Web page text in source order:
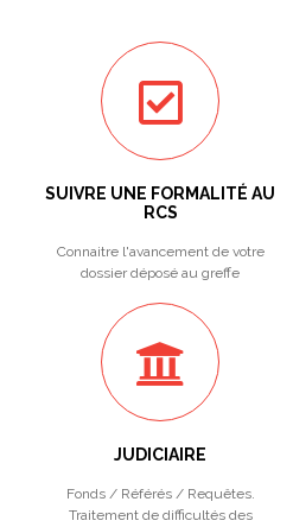
SUIVRE UNE FORMALITÉ AU
RCS
Connaitre l'avancement de votre
dossier déposé au greffe
JUDICIAIRE
Fonds / Référés / Requêtes.
Traitement de difficultés des